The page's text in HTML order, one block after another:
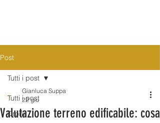
Post
Tutti i post
Drone
Tutti i post
Valutazione terreno edificabile: cosa
Gianluca Suppa
22 giu